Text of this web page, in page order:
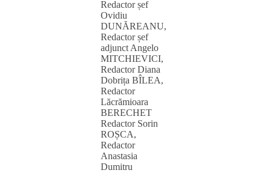
Redactor șef
Ovidiu
DUNĂREANU,
Redactor șef
adjunct Angelo
MITCHIEVICI,
Redactor Diana
Dobrița BÎLEA,
Redactor
Lăcrămioara
BERECHET
Redactor Sorin
ROȘCA,
Redactor
Anastasia
Dumitru